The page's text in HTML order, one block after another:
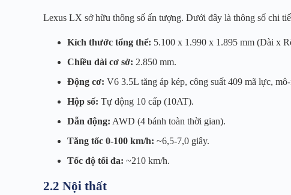
Lexus LX sở hữu thông số ấn tượng. Dưới đây là thông số chi
Kích thước tổng thể: 5.100 x 1.990 x 1.895 mm (Dài x
Chiều dài cơ sở: 2.850 mm.
Động cơ: V6 3.5L tăng áp kép, công suất 409 mã lực,
Hộp số: Tự động 10 cấp (10AT).
Dẫn động: AWD (4 bánh toàn thời gian).
Tăng tốc 0-100 km/h: ~6,5-7,0 giây.
Tốc độ tối đa: ~210 km/h.
2.2 Nội thất